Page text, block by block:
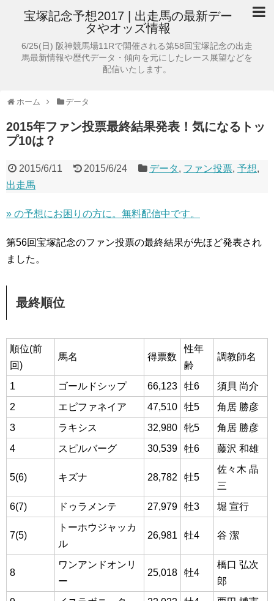
宝塚記念予想2017 | 出走馬の最新デー
タやオッズ情報
6/25(日) 阪神競馬場11Rで開催される第58回宝塚記念の出走
馬最新情報や歴代データ・傾向を元にしたレース展望などを
配信いたします。
ホーム データ
2015年ファン投票最終結果発表！気になるトッ
プ10は？
2015/6/11 2015/6/24 データ, ファン投票,予想,
出走馬
» の予想にお困りの方に。無料配信中です。
第56回宝塚記念のファン投票の最終結果が先ほど発表され
ました。
最終順位
順位(前
回)
馬名 得票数
性年
齢
調教師名
1 ゴールドシップ 66,123 牡6
須貝 尚介
2
エピファネイア 47,510 牡5
角居 勝彦
3
ラキシス 32,980 牝5
角居 勝彦
4
スピルバーグ 30,539 牡6 藤沢 和雄
5(6) キズナ 28,782 牡5
佐々木 晶
三
6(7)
ドゥラメンテ 27,979 牡3 堀 宣行
7(5)
トーホウジャッカ
ル
26,981 牡4 谷 潔
8
ワンアンドオンリ
ー
25,018 牡4
橋口 弘次
郎